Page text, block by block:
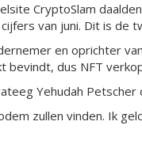
CryptoSlam
van juni. Dit is
en oprichter
bevindt, dus NFT
Yehudah
zullen vinden. Ik